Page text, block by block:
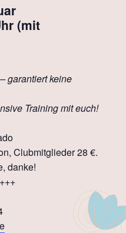
(mit
garantiert keine
Training mit euch!
Clubmitglieder 28 €.
danke!